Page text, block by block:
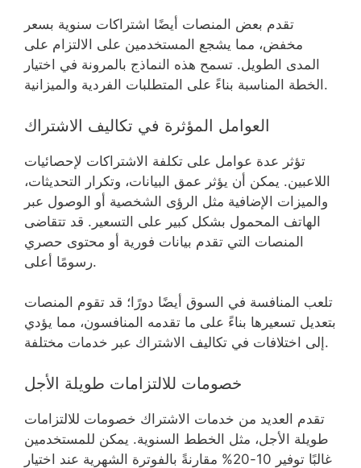
تقدم بعض المنصات أيضًا اشتراكات سنوية بسعر
مخفض، مما يشجع المستخدمين على الالتزام على
المدى الطويل. تسمح هذه النماذج بالمرونة في اختيار
الخطة المناسبة بناءً على المتطلبات الفردية والميزانية.
العوامل المؤثرة في تكاليف الاشتراك
تؤثر عدة عوامل على تكلفة الاشتراكات لإحصائيات
اللاعبين. يمكن أن يؤثر عمق البيانات، وتكرار التحديثات،
والميزات الإضافية مثل الرؤى الشخصية أو الوصول عبر
الهاتف المحمول بشكل كبير على التسعير. قد تتقاضى
المنصات التي تقدم بيانات فورية أو محتوى حصري
رسومًا أعلى.
تلعب المنافسة في السوق أيضًا دورًا؛ قد تقوم المنصات
بتعديل تسعيرها بناءً على ما تقدمه المنافسون، مما يؤدي
إلى اختلافات في تكاليف الاشتراك عبر خدمات مختلفة.
خصومات للالتزامات طويلة الأجل
تقدم العديد من خدمات الاشتراك خصومات للالتزامات
طويلة الأجل، مثل الخطط السنوية. يمكن للمستخدمين
غالبًا توفير 10-20% مقارنةً بالفوترة الشهرية عند اختيار